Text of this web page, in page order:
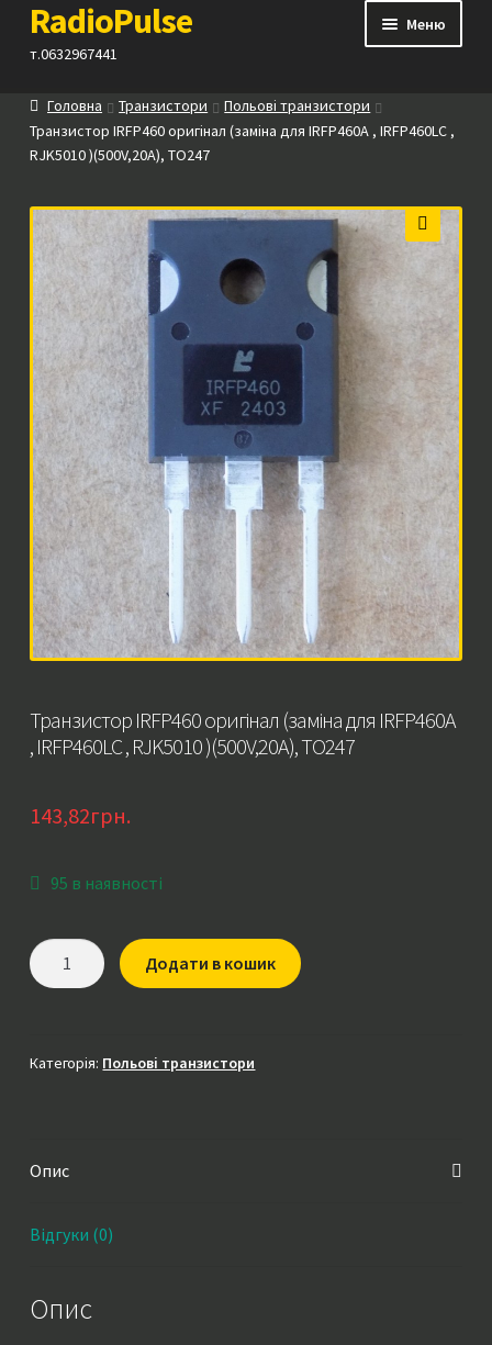
Перейти
до
Перейти
до
RadioPulse
т.0632967441
Меню
Каталог
Прайс
Посилання
Головна Транзистори
Польові транзистори
Транзистор IRFP460 оригінал (заміна для IRFP460A , IRFP460LC ,
RJK5010 )(500V,20A), TO247
Транзистор IRFP460 оригінал (заміна для IRFP460A
, IRFP460LC , RJK5010 )(500V,20A), TO247
143,82грн.
95 в наявності
Транзистор
IRFP460
для
,
)
кількість
Додати в кошик
Категорія: Польові транзистори
Опис
Відгуки (0)
Опис